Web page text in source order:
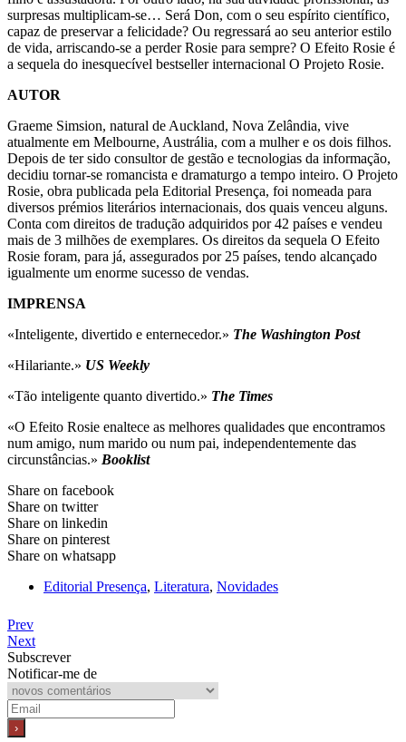
surpresas multiplicam-se… Será Don, com o seu espírito científico,
capaz de preservar a felicidade? Ou regressará ao seu anterior estilo
de vida, arriscando-se a perder Rosie para sempre? O Efeito Rosie é
a sequela do inesquecível bestseller internacional O Projeto Rosie.
AUTOR
Graeme Simsion, natural de Auckland, Nova Zelândia, vive
atualmente em Melbourne, Austrália, com a mulher e os dois filhos.
Depois de ter sido consultor de gestão e tecnologias da informação,
decidiu tornar-se romancista e dramaturgo a tempo inteiro. O Projeto
Rosie, obra publicada pela Editorial Presença, foi nomeada para
diversos prémios literários internacionais, dos quais venceu alguns.
Conta com direitos de tradução adquiridos por 42 países e vendeu
mais de 3 milhões de exemplares. Os direitos da sequela O Efeito
Rosie foram, para já, assegurados por 25 países, tendo alcançado
igualmente um enorme sucesso de vendas.
IMPRENSA
«Inteligente, divertido e enternecedor.» The Washington Post
«Hilariante.» US Weekly
«Tão inteligente quanto divertido.» The Times
«O Efeito Rosie enaltece as melhores qualidades que encontramos
num amigo, num marido ou num pai, independentemente das
circunstâncias.» Booklist
Share on facebook
Share on twitter
Share on linkedin
Share on pinterest
Share on whatsapp
Editorial Presença, Literatura, Novidades
Prev
Next
Subscrever
Notificar-me de